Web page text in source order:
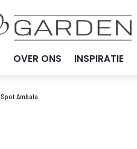
OVER ONS INSPIRATIE
Spot Ambala